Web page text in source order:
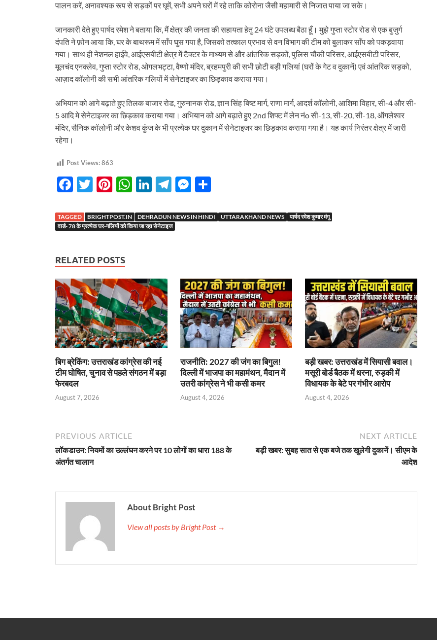
पालन करें, अनावश्यक रूप से सड़कों पर घूमें, सभी अपने घरों में रहे ताकि कोरोना जैसी महामारी से निजात पाया जा सके।
जानकारी देते हुए पार्षद रमेश ने बताया कि, मैं क्षेत्र की जनता की सहायता हेतु 24 घंटे उपलब्ध बैठा हूँ। मुझे गुप्ता स्टोर रोड से एक बुजुर्ग
दंपति ने फ़ोन आया कि, घर के बाथरूम में साँप घुस गया है, जिसको तत्काल प्रभाव से वन विभाग की टीम को बुलाकर साँप को पकड़वाया
गया। साथ ही नेशनल हाईवे, आईएसबीटी क्षेत्र में टैक्टर के माध्यम से और आंतरिक सड़कों, पुलिस चौकी परिसर, आईएसबीटी परिसर,
मूलचंद एनक्लेव, गुप्ता स्टोर रोड, ओगलभट्टा, वैष्णो मंदिर, ब्रहमपुरी की सभी छोटी बड़ी गलियां (घरों के गेट व दुकानें) एवं आंतरिक सड़को,
आज़ाद कॉलोनी की सभी आंतरिक गलियों में सेनेटाइजर का छिड़काव कराया गया।
अभियान को आगे बढ़ाते हुए तिलक बाजार रोड, गुरुनानक रोड, ज्ञान सिंह बिष्ट मार्ग, राणा मार्ग, आदर्श कॉलोनी, आशिमा विहार, सी-4 और सी-
5 आदि मे सेनेटाइजर का छिड़काव कराया गया। अभियान को आगे बढ़ाते हुए 2nd शिफ्ट में लेन नंo सी-13, सी-20, सी-18, ऑगलेश्वर
मंदिर, सैनिक कॉलोनी और केशव कुंज के भी प्रत्येक घर दुकान में सेनेटाइजर का छिड़काव कराया गया है। यह कार्य निरंतर क्षेत्र में जारी
रहेगा।
Post Views:863
F
e
b
o
k
T
itt
er
Pi
er
es
W
at
s
p
Li
k
e
T
e
gr
M
se ar
TAGGED BRIGHTPOST.IN DEHRADUN NEWS IN HINDI UTTARAKHAND NEWS
पार्षद रमेश कुमार मंगू
वार्ड- 78 के प्रत्येक घर-गलियों को किया जा रहा सेनेटाइज
RELATED POSTS
बिग ब्रेकिंग: उत्तराखंड कांग्रेस की नई
टीम घोषित, चुनाव से पहले संगठन में बड़ा
फेरबदल
August 7, 2026
राजनीति: 2027 की जंग का बिगुल!
दिल्ली में भाजपा का महामंथन, मैदान में
उतरी कांग्रेस ने भी कसी कमर
August 4, 2026
बड़ी खबर: उत्तराखंड में सियासी बवाल।
मसूरी बोर्ड बैठक में धरना, रुड़की में
विधायक के बेटे पर गंभीर आरोप
August 4, 2026
PREVIOUS ARTICLE
लॉकडाउन: नियमों का उल्लंघन करने पर 10 लोगों का धारा 188 के
अंतर्गत चालान
NEXT ARTICLE
बड़ी खबर: सुबह सात से एक बजे तक खुलेगी दुकानें। सीएम के
आदेश
About Bright Post
View all posts by Bright Post →